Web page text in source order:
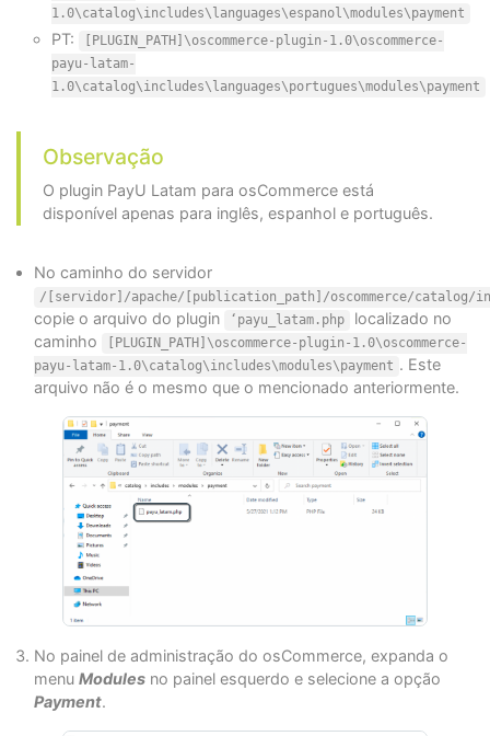
1.0\catalog\includes\languages\espanol\modules\payment
PT:
[PLUGIN_PATH]\oscommerce-plugin-1.0\oscommerce-
payu-latam-
1.0\catalog\includes\languages\portugues\modules\payment
Observação
O plugin PayU Latam para osCommerce está
disponível apenas para inglês, espanhol e português.
No caminho do servidor
/[servidor]/apache/[publication_path]/oscommerce/catalog/
copie o arquivo do plugin ‘payu_latam.php
localizado no
caminho
[PLUGIN_PATH]\oscommerce-plugin-1.0\oscommerce-
payu-latam-1.0\catalog\includes\modules\payment . Este
arquivo não é o mesmo que o mencionado anteriormente.
No painel de administração do osCommerce, expanda o
menu Modules no painel esquerdo e selecione a opção
Payment.